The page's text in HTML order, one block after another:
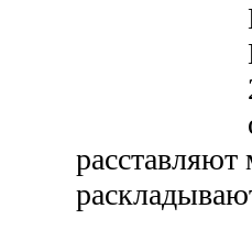
расставляют